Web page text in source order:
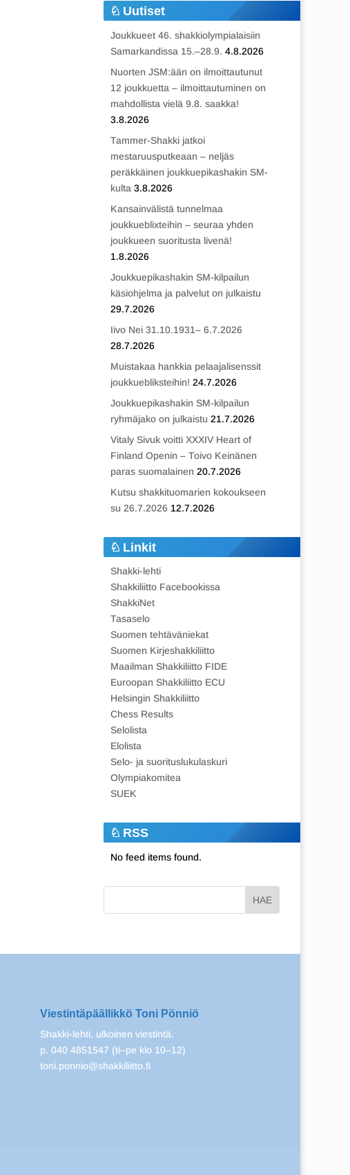
Uutiset
Joukkueet 46. shakkiolympialaisiin
Samarkandissa 15.–28.9. 4.8.2026
Nuorten JSM:ään on ilmoittautunut
12 joukkuetta – ilmoittautuminen on
mahdollista vielä 9.8. saakka!
3.8.2026
Tammer-Shakki jatkoi
mestaruusputkeaan – neljäs
peräkkäinen joukkuepikashakin SM-
kulta 3.8.2026
Kansainvälistä tunnelmaa
joukkueblixteihin – seuraa yhden
joukkueen suoritusta livenä!
1.8.2026
Joukkuepikashakin SM-kilpailun
käsiohjelma ja palvelut on julkaistu
29.7.2026
Iivo Nei 31.10.1931– 6.7.2026
28.7.2026
Muistakaa hankkia pelaajalisenssit
joukkuebliksteihin! 24.7.2026
Joukkuepikashakin SM-kilpailun
ryhmäjako on julkaistu 21.7.2026
Vitaly Sivuk voitti XXXIV Heart of
Finland Openin – Toivo Keinänen
paras suomalainen 20.7.2026
Kutsu shakkituomarien kokoukseen
su 26.7.2026 12.7.2026
Linkit
Shakki-lehti
Shakkiliitto Facebookissa
ShakkiNet
Tasaselo
Suomen tehtäväniekat
Suomen Kirjeshakkiliitto
Maailman Shakkiliitto FIDE
Euroopan Shakkiliitto ECU
Helsingin Shakkiliitto
Chess Results
Selolista
Elolista
Selo- ja suorituslukulaskuri
Olympiakomitea
SUEK
RSS
No feed items found.
Viestintäpäällikkö Toni Pönniö
Shakki-lehti, ulkoinen viestintä.
p. 040 4851547 (ti–pe klo 10–12)
toni.ponnio@shakkiliitto.fi